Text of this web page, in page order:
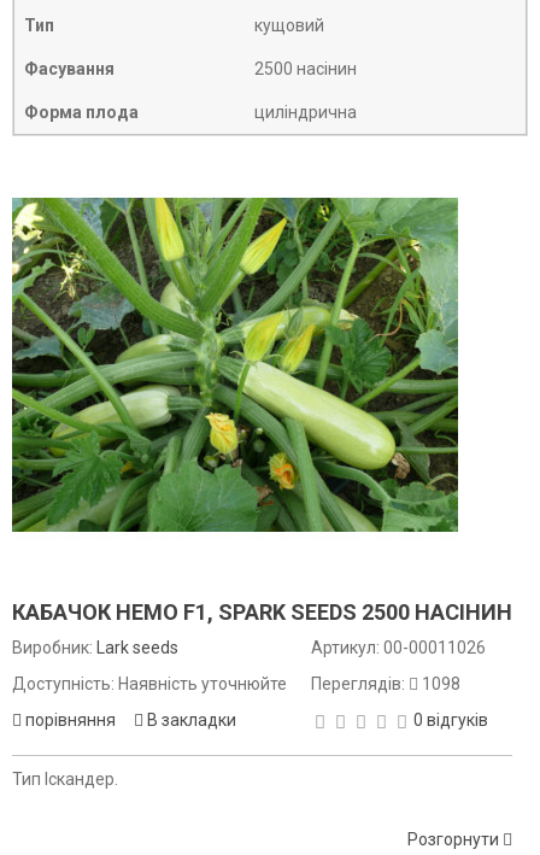
Тип кущовий
Фасування 2500 насінин
Форма плода циліндрична
КАБАЧОК НЕМО F1, SPARK SEEDS 2500 НАСІНИН
Виробник:
Lark seeds
Доступність: Наявність уточнюйте
порівняння
В закладки
Артикул: 00-00011026
Переглядів:
1098
0 відгуків
Тип Іскандер.
Розгорнути